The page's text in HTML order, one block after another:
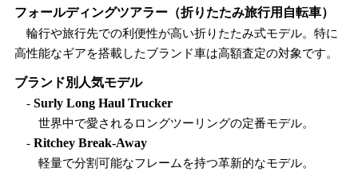
フォールディングツアラー（折りたたみ旅行用自転車）
輪行や旅行先での利便性が高い折りたたみ式モデル。特に
高性能なギアを搭載したブランド車は高額査定の対象です。
ブランド別人気モデル
- Surly Long Haul Trucker
世界中で愛されるロングツーリングの定番モデル。
- Ritchey Break-Away
軽量で分割可能なフレームを持つ革新的なモデル。